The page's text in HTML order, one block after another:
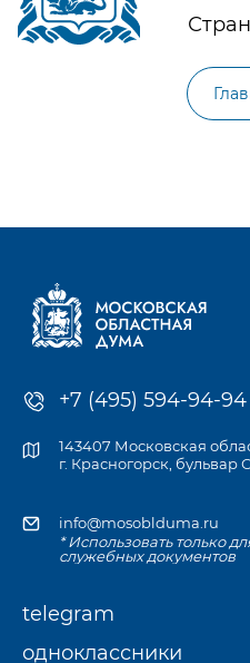
+7 (495) 594-94-94
143407 Московская
г. Красногорск, бульвар
info@mosoblduma.ru
* Использовать только
служебных документов
telegram
одноклассники
Единый контакт-
Московской
8 (495) 594-94-
приёмной Думы.